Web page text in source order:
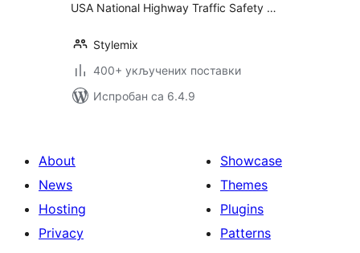
USA National Highway Traffic Safety …
Stylemix
400+ укључених поставки
Испробан са 6.4.9
About
News
Hosting
Privacy
Showcase
Themes
Plugins
Patterns